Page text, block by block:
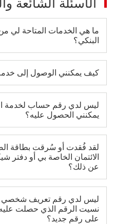
الأسئلة الشائعة
ما هي الخدمات المتاحة لي
البنكي؟
كيف يمكنني الوصول إلى خدمة
ليس لدي رقم حساب لخدمة
يمكنني الحصول عليه؟
لقد فُقدت أو سُرقت بطاقة
الائتمان الخاصة بي أو دفتر
عن ذلك؟
ليس لدي رقم تعريف شخصي
نسيت الرقم الذي حصلت
على رقم جديد؟